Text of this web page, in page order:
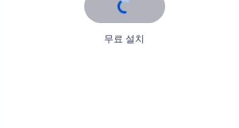
무료 설치